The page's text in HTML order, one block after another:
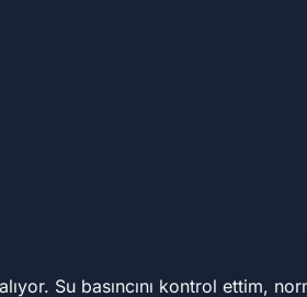
Su basıncını kontrol ettim,